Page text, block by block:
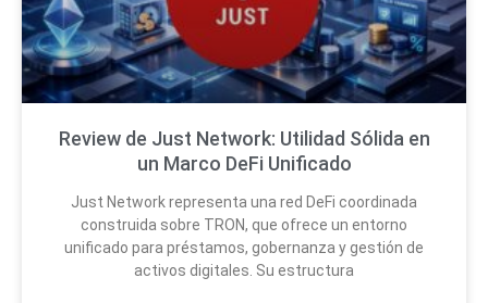
Review de Just Network: Utilidad Sólida en
un Marco DeFi Unificado
Just Network representa una red DeFi coordinada
construida sobre TRON, que ofrece un entorno
unificado para préstamos, gobernanza y gestión de
activos digitales. Su estructura